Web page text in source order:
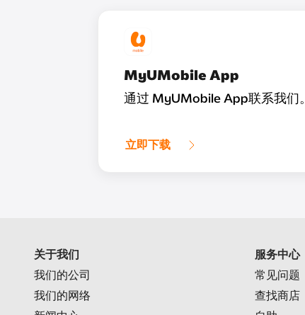
MyUMobile App
通过 MyUMobile App联系我们。
立即下载
关于我们
我们的公司
我们的网络
服务中心
常见问题
查找商店